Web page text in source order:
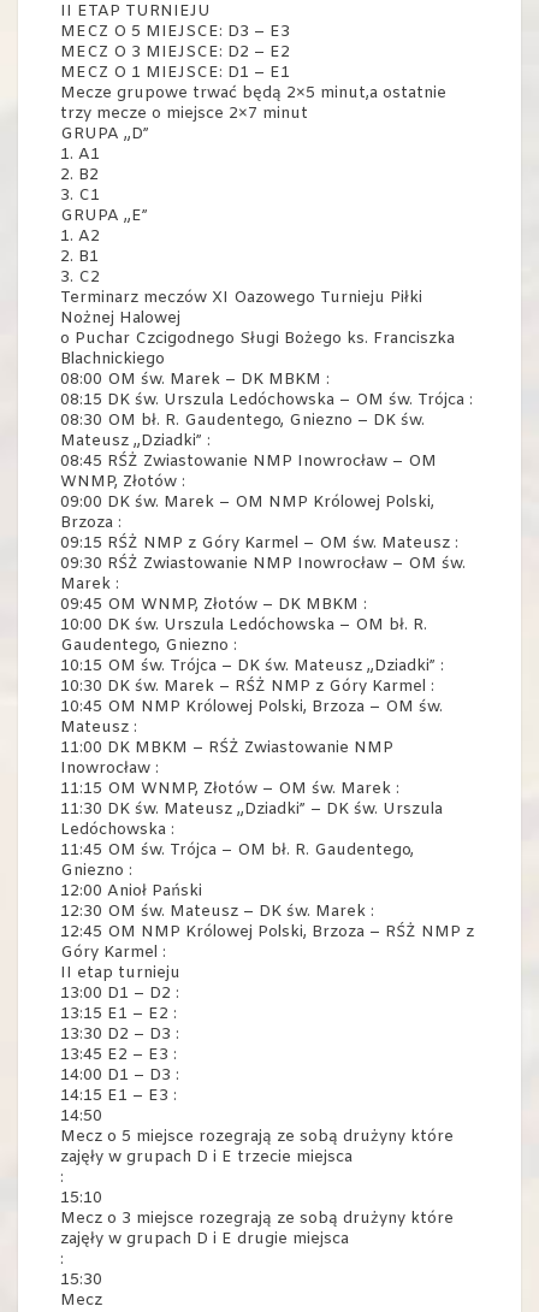
II ETAP TURNIEJU
MECZ O 5 MIEJSCE: D3 – E3
MECZ O 3 MIEJSCE: D2 – E2
MECZ O 1 MIEJSCE: D1 – E1
Mecze grupowe trwać będą 2×5 minut,a ostatnie
trzy mecze o miejsce 2×7 minut
GRUPA „D”
1. A1
2. B2
3. C1
GRUPA „E”
1. A2
2. B1
3. C2
Terminarz meczów XI Oazowego Turnieju Piłki
Nożnej Halowej
o Puchar Czcigodnego Sługi Bożego ks. Franciszka
Blachnickiego
08:00 OM św. Marek – DK MBKM :
08:15 DK św. Urszula Ledóchowska – OM św. Trójca :
08:30 OM bł. R. Gaudentego, Gniezno – DK św.
Mateusz „Dziadki” :
08:45 RŚŻ Zwiastowanie NMP Inowrocław – OM
WNMP, Złotów :
09:00 DK św. Marek – OM NMP Królowej Polski,
Brzoza :
09:15 RŚŻ NMP z Góry Karmel – OM św. Mateusz :
09:30 RŚŻ Zwiastowanie NMP Inowrocław – OM św.
Marek :
09:45 OM WNMP, Złotów – DK MBKM :
10:00 DK św. Urszula Ledóchowska – OM bł. R.
Gaudentego, Gniezno :
10:15 OM św. Trójca – DK św. Mateusz „Dziadki” :
10:30 DK św. Marek – RŚŻ NMP z Góry Karmel :
10:45 OM NMP Królowej Polski, Brzoza – OM św.
Mateusz :
11:00 DK MBKM – RŚŻ Zwiastowanie NMP
Inowrocław :
11:15 OM WNMP, Złotów – OM św. Marek :
11:30 DK św. Mateusz „Dziadki” – DK św. Urszula
Ledóchowska :
11:45 OM św. Trójca – OM bł. R. Gaudentego,
Gniezno :
12:00 Anioł Pański
12:30 OM św. Mateusz – DK św. Marek :
12:45 OM NMP Królowej Polski, Brzoza – RŚŻ NMP z
Góry Karmel :
II etap turnieju
13:00 D1 – D2 :
13:15 E1 – E2 :
13:30 D2 – D3 :
13:45 E2 – E3 :
14:00 D1 – D3 :
14:15 E1 – E3 :
14:50
Mecz o 5 miejsce rozegrają ze sobą drużyny które
zajęły w grupach D i E trzecie miejsca
:
15:10
Mecz o 3 miejsce rozegrają ze sobą drużyny które
zajęły w grupach D i E drugie miejsca
:
15:30
Mecz